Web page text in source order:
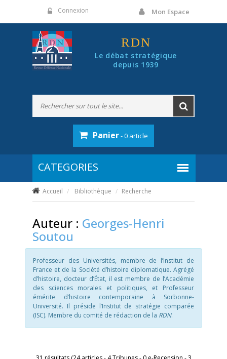
Connexion Mon Espace
RDN
Le débat stratégique
depuis 1939
Panier- 0 article
Accueil Bibliothèque Recherche
Auteur : Georges-Henri
Soutou
Professeur des Universités, membre de l’Institut de
France et de la Société d’histoire diplomatique. Agrégé
d’histoire, docteur d’État, il est membre de l’Académie
des sciences morales et politiques, et Professeur
émérite d’histoire contemporaine à Sorbonne-
Université. Il préside l’Institut de stratégie comparée
(ISC). Membre du comité de rédaction de la RDN.